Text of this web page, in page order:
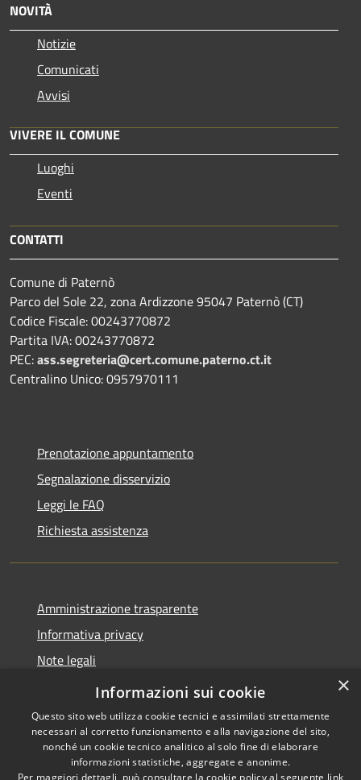
NOVITÀ
Notizie
Comunicati
Avvisi
VIVERE IL COMUNE
Luoghi
Eventi
CONTATTI
Comune di Paternò
Parco del Sole 22, zona Ardizzone 95047 Paternò (CT)
Codice Fiscale: 00243770872
Partita IVA: 00243770872
PEC:ass.segreteria@cert.comune.paterno.ct.it
Centralino Unico: 0957970111
Prenotazione appuntamento
Segnalazione disservizio
Leggi le FAQ
Richiesta assistenza
Amministrazione trasparente
Informativa privacy
Note legali
Dichiarazione di accessibilità
Copyright © 2026 • Comune di
×
Informazioni sui cookie
Questo sito web utilizza cookie tecnici e assimilati strettamente
necessari al corretto funzionamento e alla navigazione del sito,
nonché un cookie tecnico analitico al solo fine di elaborare
informazioni statistiche, aggregate e anonime.
Per maggiori dettagli, può consultare la cookie policy al seguente link